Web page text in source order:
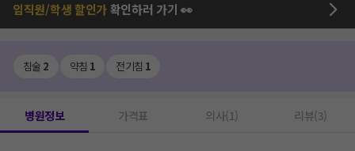
임직원/학생 할인가확인하러 가기 👀
침술 2 약침 1 전기침 1
병원정보 가격표 의사(1) 리뷰(3)